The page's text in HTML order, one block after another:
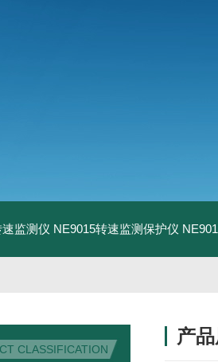
监测仪 NE9015转速监测保护仪
CLASSIFICATION
产